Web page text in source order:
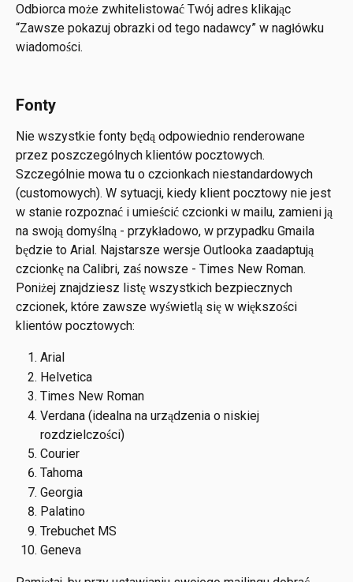
Odbiorca może zwhitelistować Twój adres klikając
“Zawsze pokazuj obrazki od tego nadawcy” w nagłówku
wiadomości.
Fonty
Nie wszystkie fonty będą odpowiednio renderowane
przez poszczególnych klientów pocztowych.
Szczególnie mowa tu o czcionkach niestandardowych
(customowych). W sytuacji, kiedy klient pocztowy nie jest
w stanie rozpoznać i umieścić czcionki w mailu, zamieni ją
na swoją domyślną - przykładowo, w przypadku Gmaila
będzie to Arial. Najstarsze wersje Outlooka zaadaptują
czcionkę na Calibri, zaś nowsze - Times New Roman.
Poniżej znajdziesz listę wszystkich bezpiecznych
czcionek, które zawsze wyświetlą się w większości
klientów pocztowych:
Arial
Helvetica
Times New Roman
Verdana (idealna na urządzenia o niskiej
rozdzielczości)
Courier
Tahoma
Georgia
Palatino
Trebuchet MS
Geneva